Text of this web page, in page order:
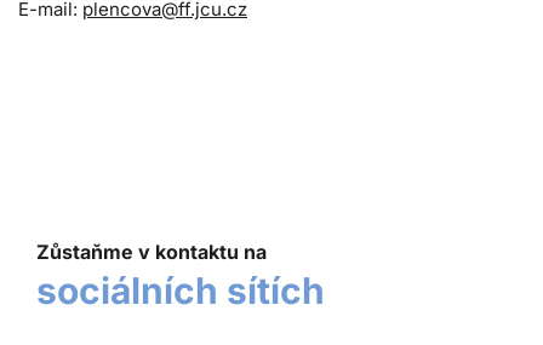
E-mail: plencova@ff.jcu.cz
Zůstaňme v kontaktu na
sociálních sítích